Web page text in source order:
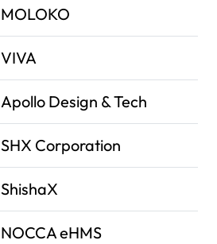
MOLOKO
VIVA
Apollo Design & Tech
SHX Corporation
ShishaX
NOCCA eHMS